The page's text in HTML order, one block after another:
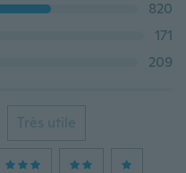
820
171
209
Très utile